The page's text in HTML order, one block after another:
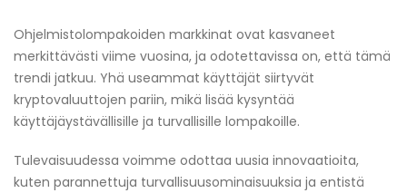
Ohjelmistolompakoiden markkinat ovat kasvaneet
merkittävästi viime vuosina, ja odotettavissa on, että tämä
trendi jatkuu. Yhä useammat käyttäjät siirtyvät
kryptovaluuttojen pariin, mikä lisää kysyntää
käyttäjäystävällisille ja turvallisille lompakoille.
Tulevaisuudessa voimme odottaa uusia innovaatioita,
kuten parannettuja turvallisuusominaisuuksia ja entistä